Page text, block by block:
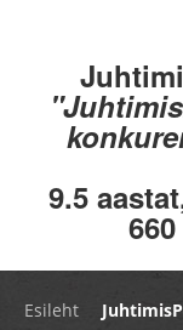
9.5
Esileht